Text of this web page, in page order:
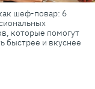
приключения:
фестивали
августе